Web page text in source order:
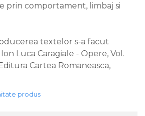
prin comportament, limbaj si
textelor s-a facut
Luca Caragiale - Opere, Vol.
Cartea Romaneasca,
produs